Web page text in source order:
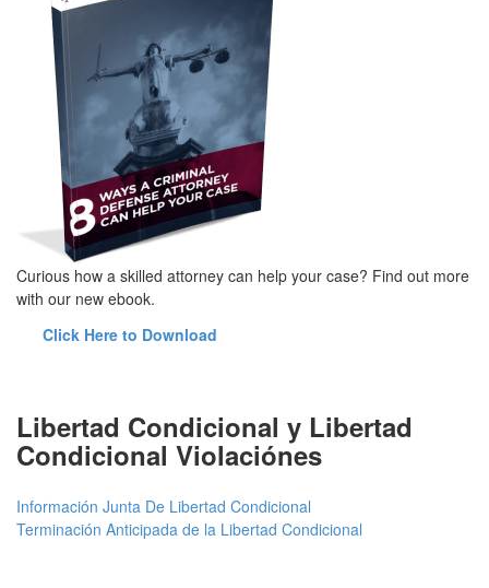
Curious how a skilled attorney can help your case? Find out more
with our new ebook.
Click Here to Download
Libertad Condicional y Libertad
Condicional Violaciónes
Información Junta De Libertad Condicional
Terminación Anticipada de la Libertad Condicional